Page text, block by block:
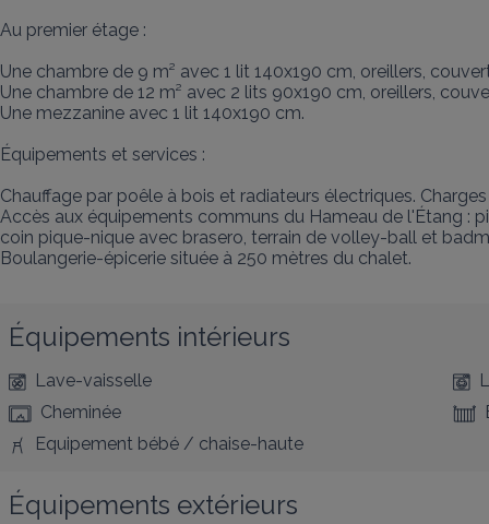
Au premier étage :
Une chambre de 9 m² avec 1 lit 140x190 cm, oreillers,
Une chambre de 12 m² avec 2 lits 90x190 cm, oreillers,
Une mezzanine avec 1 lit 140x190 cm.
Équipements et services :
Chauffage par poêle à bois et radiateurs électriques.
Accès aux équipements communs du Hameau de l'Étang :
coin pique-nique avec brasero, terrain de volley-ball et
Boulangerie-épicerie située à 250 mètres du chalet.
Équipements intérieurs
Lave-vaisselle
Cheminée
Equipement bébé / chaise-haute
Équipements extérieurs